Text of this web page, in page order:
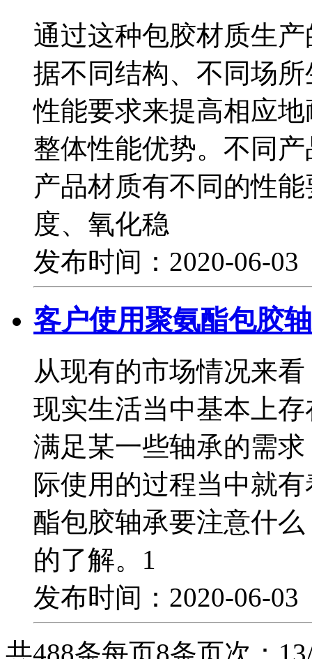
通过这种包胶材质生
据不同结构、不同场
性能要求来提高相应
整体性能优势。不同
产品材质有不同的性
度、氧化稳
发布时间：2020-06-
客户使用聚氨酯包胶
从现有的市场情况来
现实生活当中基本上
满足某一些轴承的需
际使用的过程当中就
酯包胶轴承要注意什
的了解。1
发布时间：2020-06-
共488条每页8条页次：